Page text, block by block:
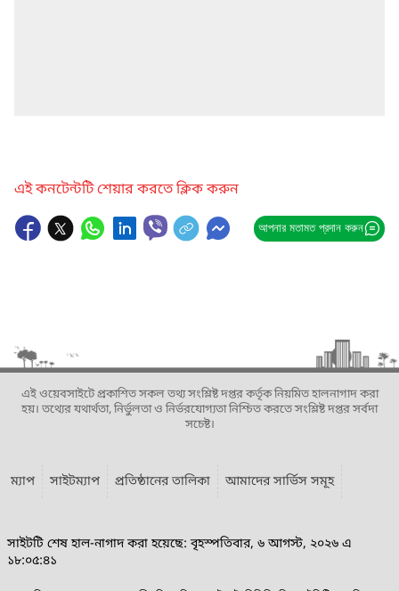
এই কনটেন্টটি শেয়ার করতে ক্লিক করুন
আপনার মতামত প্রদান করুন
এই ওয়েবসাইটে প্রকাশিত সকল তথ্য সংশ্লিষ্ট দপ্তর কর্তৃক নিয়মিত হালনাগাদ করা
হয়। তথ্যের যথার্থতা, নির্ভুলতা ও নির্ভরযোগ্যতা নিশ্চিত করতে সংশ্লিষ্ট দপ্তর সর্বদা
সচেষ্ট।
ম্যাপ সাইটম্যাপ প্রতিষ্ঠানের তালিকা আমাদের সার্ভিস সমূহ
সাইটটি শেষ হাল-নাগাদ করা হয়েছে: বৃহস্পতিবার, ৬ আগস্ট, ২০২৬ এ
১৮:০৫:৪১